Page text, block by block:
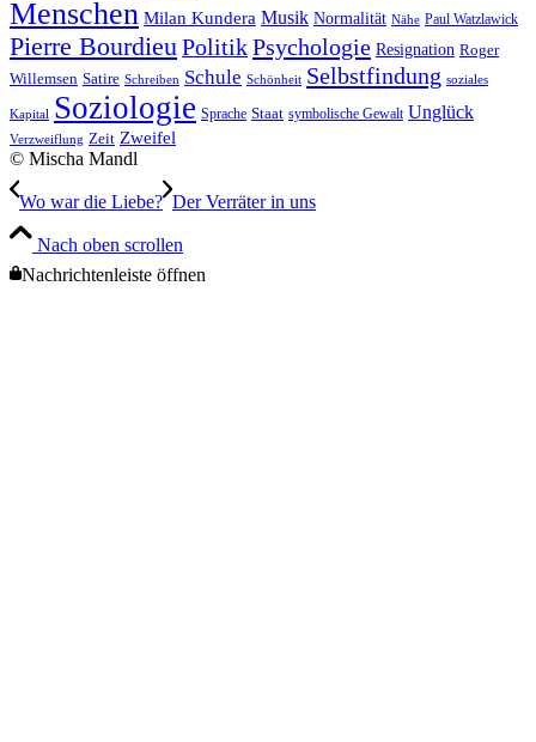
Menschen Milan Kundera Musik Normalität Nähe Paul Watzlawick
Pierre BourdieuPolitikPsychologie Resignation Roger
Willemsen Satire Schreiben Schule Schönheit Selbstfindung soziales
Kapital Soziologie Sprache Staat symbolische Gewalt Unglück
Verzweiflung Zeit Zweifel
© Mischa Mandl
Wo war die Liebe? Der Ver­rä­ter in uns
Nach oben scrollen
Nachrichtenleiste öffnen